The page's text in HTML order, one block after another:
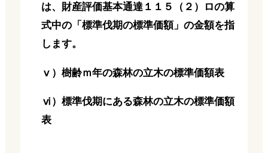
は、財産評価基本通達１１５（２）ロの算
式中の「標準伐期の標準価額」の金額を指
します。
ⅴ）樹齢ｍ年の森林の立木の標準価額表
ⅵ）標準伐期にある森林の立木の標準価額
表